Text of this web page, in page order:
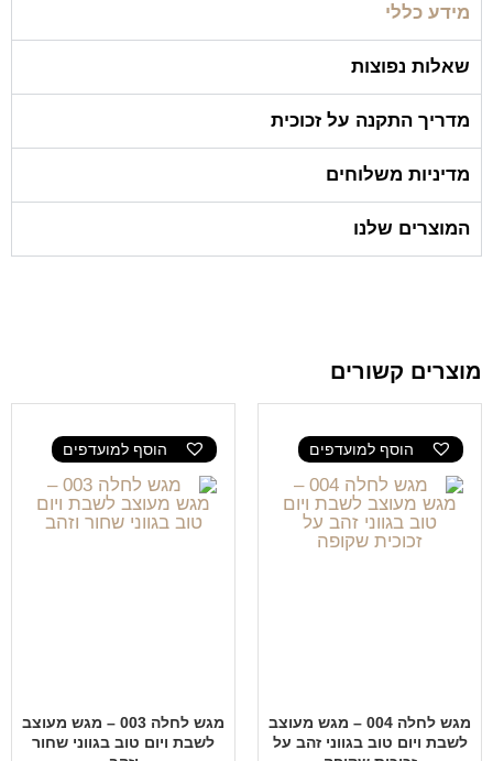
מידע כללי
שאלות נפוצות
מדריך התקנה על זכוכית
מדיניות משלוחים
המוצרים שלנו
מוצרים קשורים
הוסף למועדפים
מגש לחלה 004 – מגש מעוצב
לשבת ויום טוב בגווני זהב על
הוסף למועדפים
מגש לחלה 003 – מגש מעוצב
לשבת ויום טוב בגווני שחור